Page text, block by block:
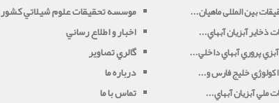
بین المللی ماهیان...
ذخاير آبزيان آبهاي...
پروري آبهاي داخلي...
خليج فارس و...
ملي آبزيان آبهاي...
موسسه تحقيقات علوم شيلاتي کشور
اخبار و اطلاع رساني
گالري تصاوير
درباره ما
تماس با ما